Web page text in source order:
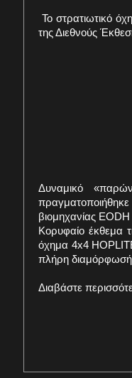
Το στρατιωτικό
της Διεθνούς
Δυναμικό
βιομηχανίας
Κορυφαίο έκθεμα
όχημα 4x4
πλήρη διαμόρφωσή
Διαβάστε